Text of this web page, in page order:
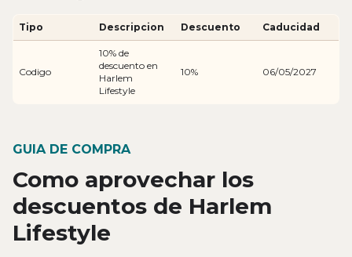
Tipo Descripcion Descuento Caducidad
Codigo
10% de
descuento en
Harlem
Lifestyle
10% 06/05/2027
GUIA DE COMPRA
Como aprovechar los
descuentos de Harlem
Lifestyle